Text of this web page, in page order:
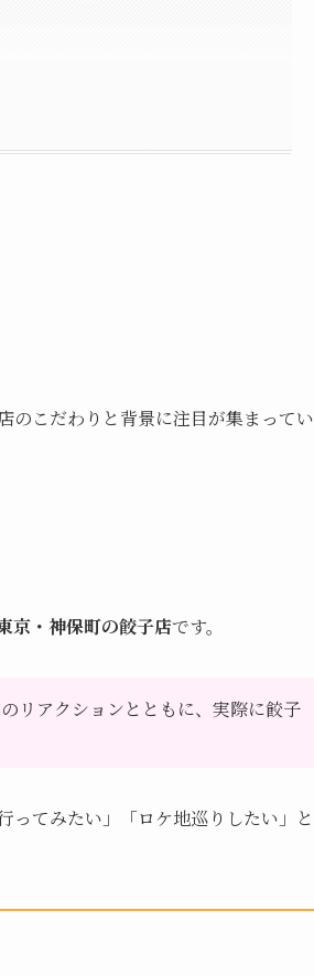
のこだわりと背景に注目が集まってい
京・神保町の餃子店です。
リアクションとともに、実際に餃子
ってみたい」「ロケ地巡りしたい」と